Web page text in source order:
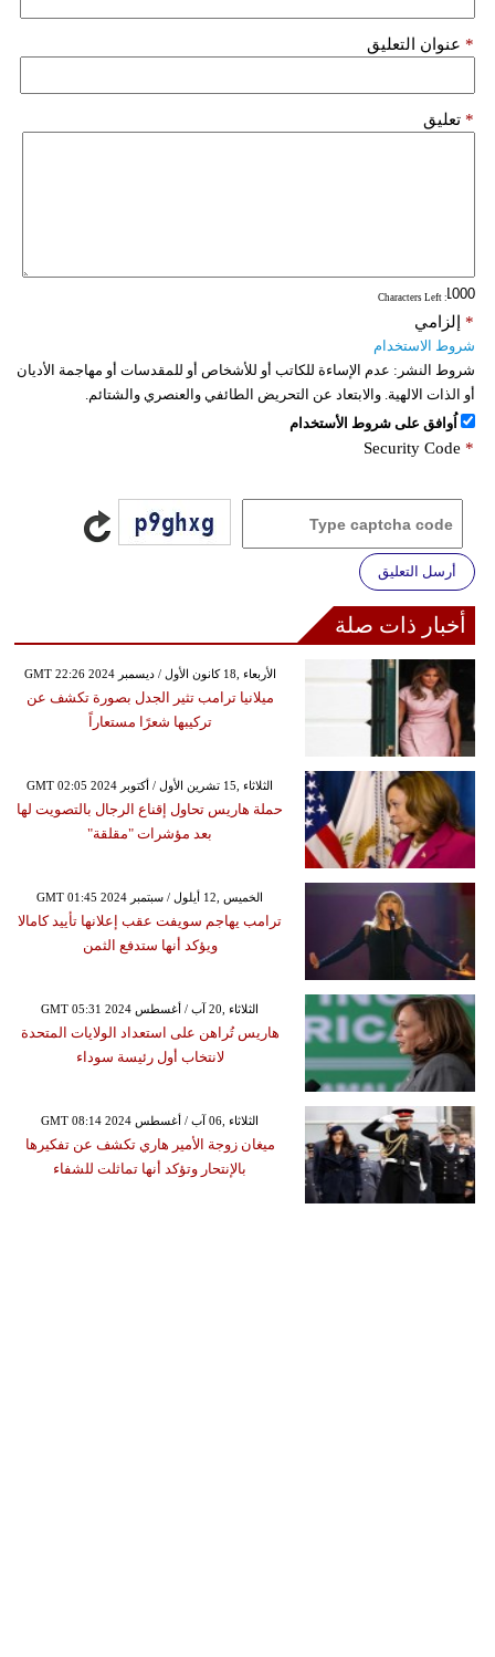
عنوان التعليق *
تعليق *
: Characters Left
إلزامي *
شروط الاستخدام
شروط النشر: عدم الإساءة للكاتب أو للأشخاص أو للمقدسات أو مهاجمة الأديان
أو الذات الالهية. والابتعاد عن التحريض الطائفي والعنصري والشتائم.
اُوافق على شروط الأستخدام
Security Code *
أرسل التعليق
أخبار ذات صلة
GMT 22:26 2024 الأربعاء ,18 كانون الأول / ديسمبر
ميلانيا ترامب تثير الجدل بصورة تكشف عن
تركيبها شعرًا مستعاراً
GMT 02:05 2024 الثلاثاء ,15 تشرين الأول / أكتوبر
حملة هاريس تحاول إقناع الرجال بالتصويت لها
بعد مؤشرات "مقلقة"
GMT 01:45 2024 الخميس ,12 أيلول / سبتمبر
ترامب يهاجم سويفت عقب إعلانها تأييد كامالا
ويؤكد أنها ستدفع الثمن
GMT 05:31 2024 الثلاثاء ,20 آب / أغسطس
هاريس تُراهن على استعداد الولايات المتحدة
لانتخاب أول رئيسة سوداء
GMT 08:14 2024 الثلاثاء ,06 آب / أغسطس
ميغان زوجة الأمير هاري تكشف عن تفكيرها
بالإنتحار وتؤكد أنها تماثلت للشفاء